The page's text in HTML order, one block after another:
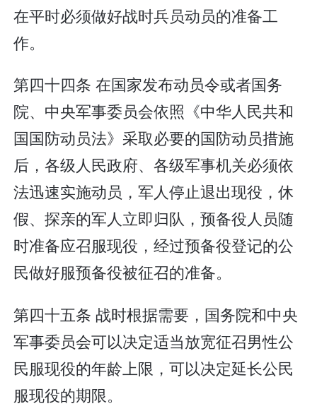
在平时必须做好战时兵员动员的准备工
作。
第四十四条 在国家发布动员令或者国务
院、中央军事委员会依照《中华人民共和
国国防动员法》采取必要的国防动员措施
后，各级人民政府、各级军事机关必须依
法迅速实施动员，军人停止退出现役，休
假、探亲的军人立即归队，预备役人员随
时准备应召服现役，经过预备役登记的公
民做好服预备役被征召的准备。
第四十五条 战时根据需要，国务院和中央
军事委员会可以决定适当放宽征召男性公
民服现役的年龄上限，可以决定延长公民
服现役的期限。